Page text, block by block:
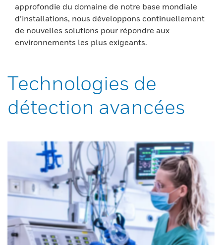
approfondie du domaine de notre base mondiale
d’installations, nous développons continuellement
de nouvelles solutions pour répondre aux
environnements les plus exigeants.
Technologies de
détection avancées